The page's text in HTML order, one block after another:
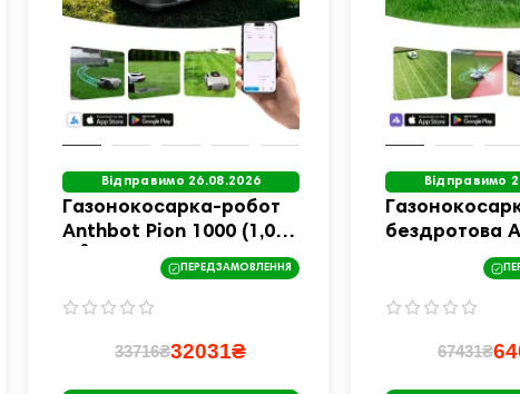
Відправимо 26.08.2026
Газонокосарка-робот
Anthbot Pion 1000 (1,000
ПЕРЕДЗАМОВЛЕННЯ
33716₴32031₴
Відправимо
бездротова
Genie 1000
67431₴